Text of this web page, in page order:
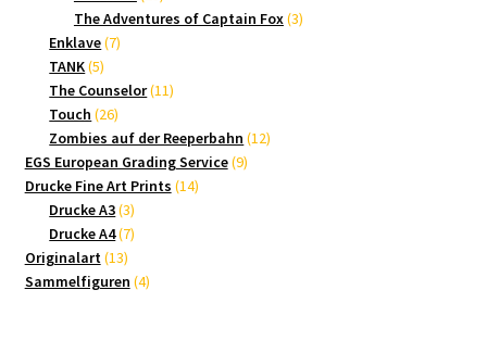
Produkte
The Adventures of Captain Fox 33
Enklave 77
TANK 55
Produkte
The Counselor 1111
Touch 2626
Produkte
Zombies auf der Reeperbahn 1212
EGS European Grading Service 99
Drucke Fine Art Prints 1414
Drucke A3 33
Produkte
Drucke A4 77
Originalart 1313
Produkte
Sammelfiguren 44